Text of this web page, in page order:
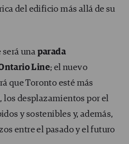
del edificio más allá de su
será una parada
Line; el nuevo
que Toronto esté más
los desplazamientos por el
y sostenibles y, además,
entre el pasado y el futuro